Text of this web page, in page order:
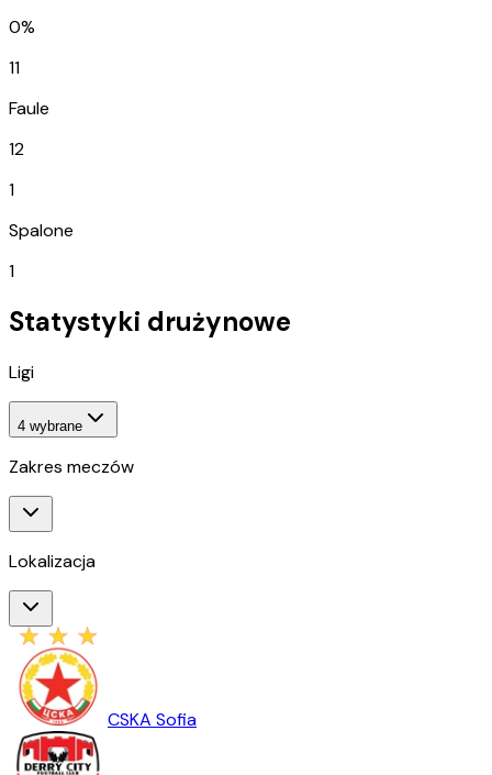
0%
11
Faule
12
1
Spalone
1
Statystyki drużynowe
Ligi
4 wybrane
Zakres meczów
Lokalizacja
CSKA Sofia